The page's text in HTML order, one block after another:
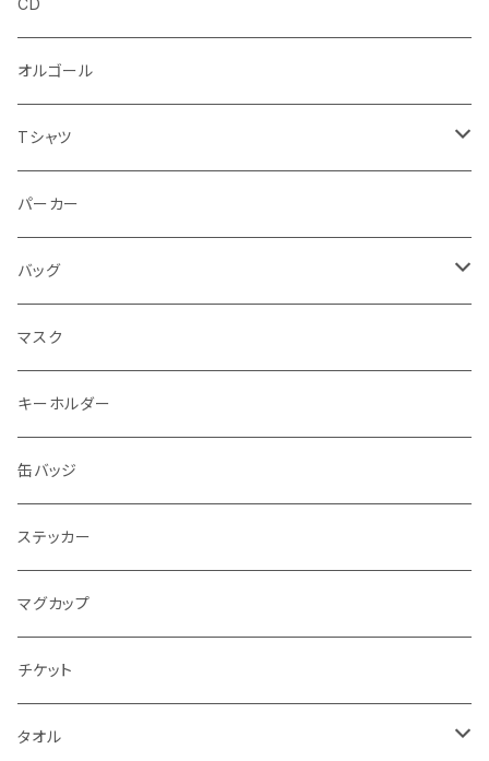
CD
オルゴール
Tシャツ
半袖Tシャツ
長袖Tシャツ
パーカー
バッグ
エコバッグ
トートバッグ
マスク
キーホルダー
缶バッジ
ステッカー
マグカップ
チケット
タオル